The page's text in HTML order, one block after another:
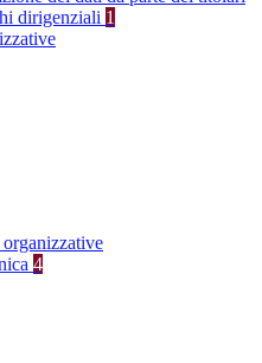
dirigenziali 1
4